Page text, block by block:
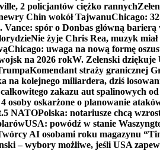
2 policjantów ciężko rannych
Chin wokół TajwanuChicago:
Vance: spór o Donbas główną
Nie żyje Chris Rea, muzyk miał
Chicago: uwaga na nową formę
na 2026 rokW. Zełenski
Komendant straży granicznej
na kolejnego miliardera, dziś
zakazu aut spalinowych od
osoby oskarżone o planowanie
NATOPolska: notariusze chcą
USA: powódź w stanie
AI osobami roku magazynu
– wybory możliwe, jeśli USA